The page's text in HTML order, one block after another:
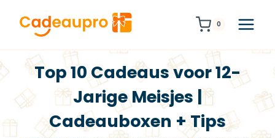
naar
0
Top 10 Cadeaus voor 12-
Jarige Meisjes |
Cadeauboxen + Tips